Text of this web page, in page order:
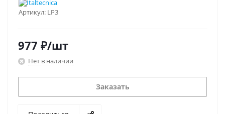
Артикул: LP3
977 ₽/шт
Нет в наличии
Заказать